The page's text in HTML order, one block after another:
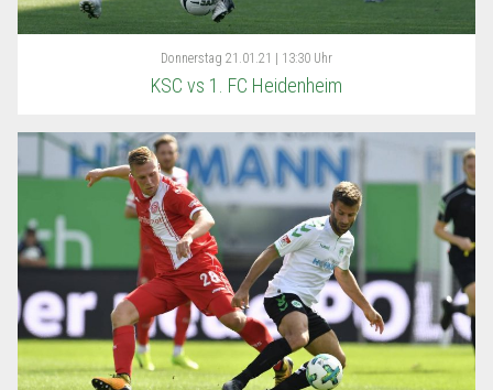
Donnerstag 21.01.21 | 13:30 Uhr
KSC vs 1. FC Heidenheim